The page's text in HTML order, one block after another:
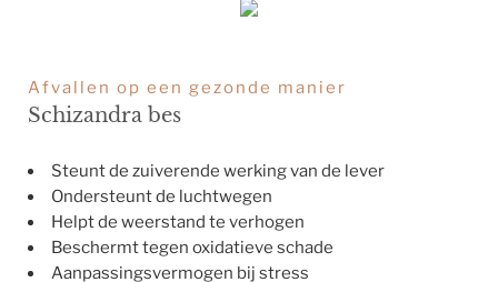
Afvallen op een gezonde manier
Schizandra bes
Steunt de zuiverende werking van de lever
Ondersteunt de luchtwegen
Helpt de weerstand te verhogen
Beschermt tegen oxidatieve schade
Aanpassingsvermogen bij stress